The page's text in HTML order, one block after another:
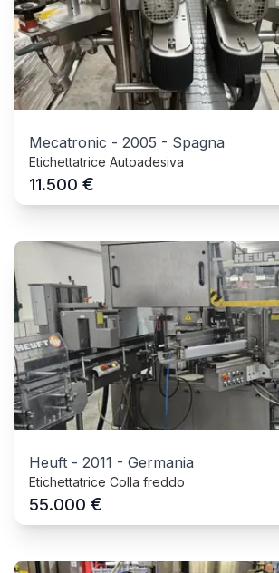
Mecatronic - 2005 - Spagna
Etichettatrice Autoadesiva
11.500 €
Heuft - 2011 - Germania
Etichettatrice Colla freddo
55.000 €